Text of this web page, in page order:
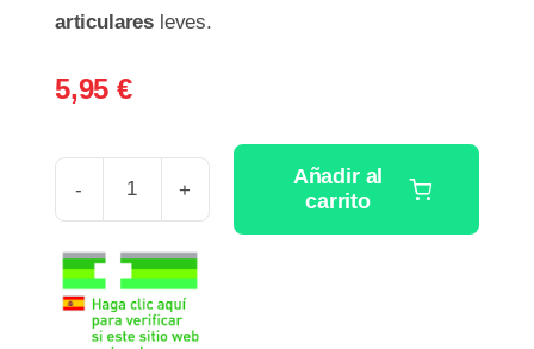
articulares leves.
5,95 €
MG
20
CAPSULAS
Añadir al
carrito